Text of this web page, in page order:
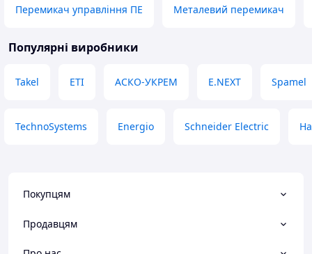
Перемикач управління ПЕ Металевий перемикач
Популярні виробники
Takel ETI АСКО-УКРЕМ E.NEXT Spamel
TechnoSystems Energio Schneider Electric
Покупцям
Продавцям